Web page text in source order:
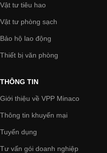
Vật tư tiêu hao
Vật tư phòng sạch
Bảo hộ lao động
Thiết bị văn phòng
THÔNG TIN
Giới thiệu về VPP Minaco
Thông tin khuyến mại
Tuyển dụng
Tư vấn gói doanh nghiệp